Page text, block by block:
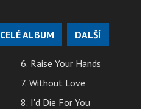
CELÉ ALBUM DALŠÍ
6. Raise Your Hands
7. Without Love
8. I'd Die For You